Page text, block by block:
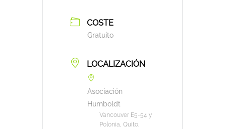
COSTE
Gratuito
LOCALIZACIÓN
Asociación
Humboldt
Vancouver E5-54 y
Polonia, Quito,